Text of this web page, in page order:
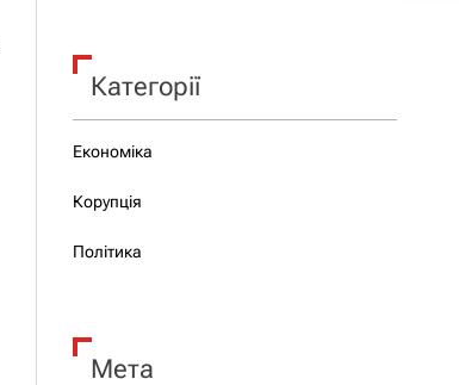
Категорії
Економіка
Корупція
Політика
Мета